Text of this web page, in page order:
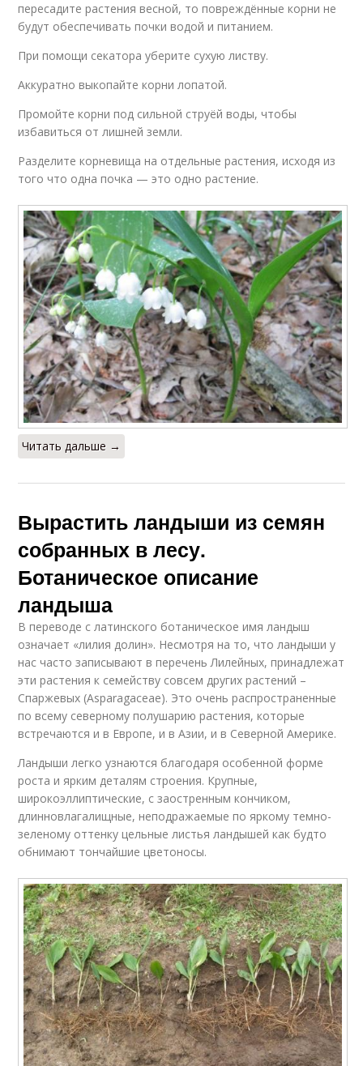
пересадите растения весной, то повреждённые корни не
будут обеспечивать почки водой и питанием.
При помощи секатора уберите сухую листву.
Аккуратно выкопайте корни лопатой.
Промойте корни под сильной струёй воды, чтобы
избавиться от лишней земли.
Разделите корневища на отдельные растения, исходя из
того что одна почка — это одно растение.
Читать дальше →
Вырастить ландыши из семян
собранных в лесу.
Ботаническое описание
ландыша
В переводе с латинского ботаническое имя ландыш
означает «лилия долин». Несмотря на то, что ландыши у
нас часто записывают в перечень Лилейных, принадлежат
эти растения к семейству совсем других растений –
Спаржевых (Asparagaceae). Это очень распространенные
по всему северному полушарию растения, которые
встречаются и в Европе, и в Азии, и в Северной Америке.
Ландыши легко узнаются благодаря особенной форме
роста и ярким деталям строения. Крупные,
широкоэллиптические, с заостренным кончиком,
длинновлагалищные, неподражаемые по яркому темно-
зеленому оттенку цельные листья ландышей как будто
обнимают тончайшие цветоносы.